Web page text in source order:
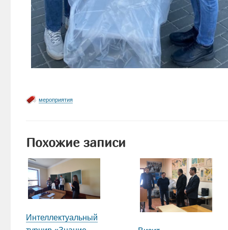
мероприятия
Похожие записи
Интеллектуальный